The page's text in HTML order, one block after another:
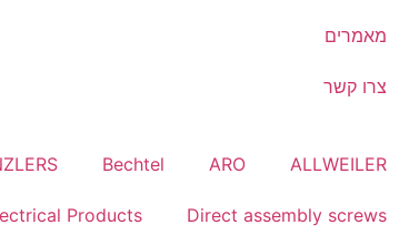
מאמרים
צרו קשר
ALLWEILER
ARO
Bechtel
Direct assembly screws
Products